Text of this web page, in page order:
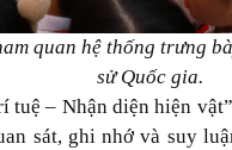
quan hệ thống trưng
sử Quốc gia.
tuệ – Nhận diện hiện
sát, ghi nhớ và suy